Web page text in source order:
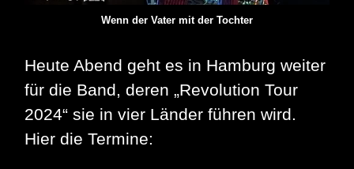
Wenn der Vater mit der Tochter
Heute Abend geht es in Hamburg weiter
für die Band, deren „Revolution Tour
2024“ sie in vier Länder führen wird.
Hier die Termine: